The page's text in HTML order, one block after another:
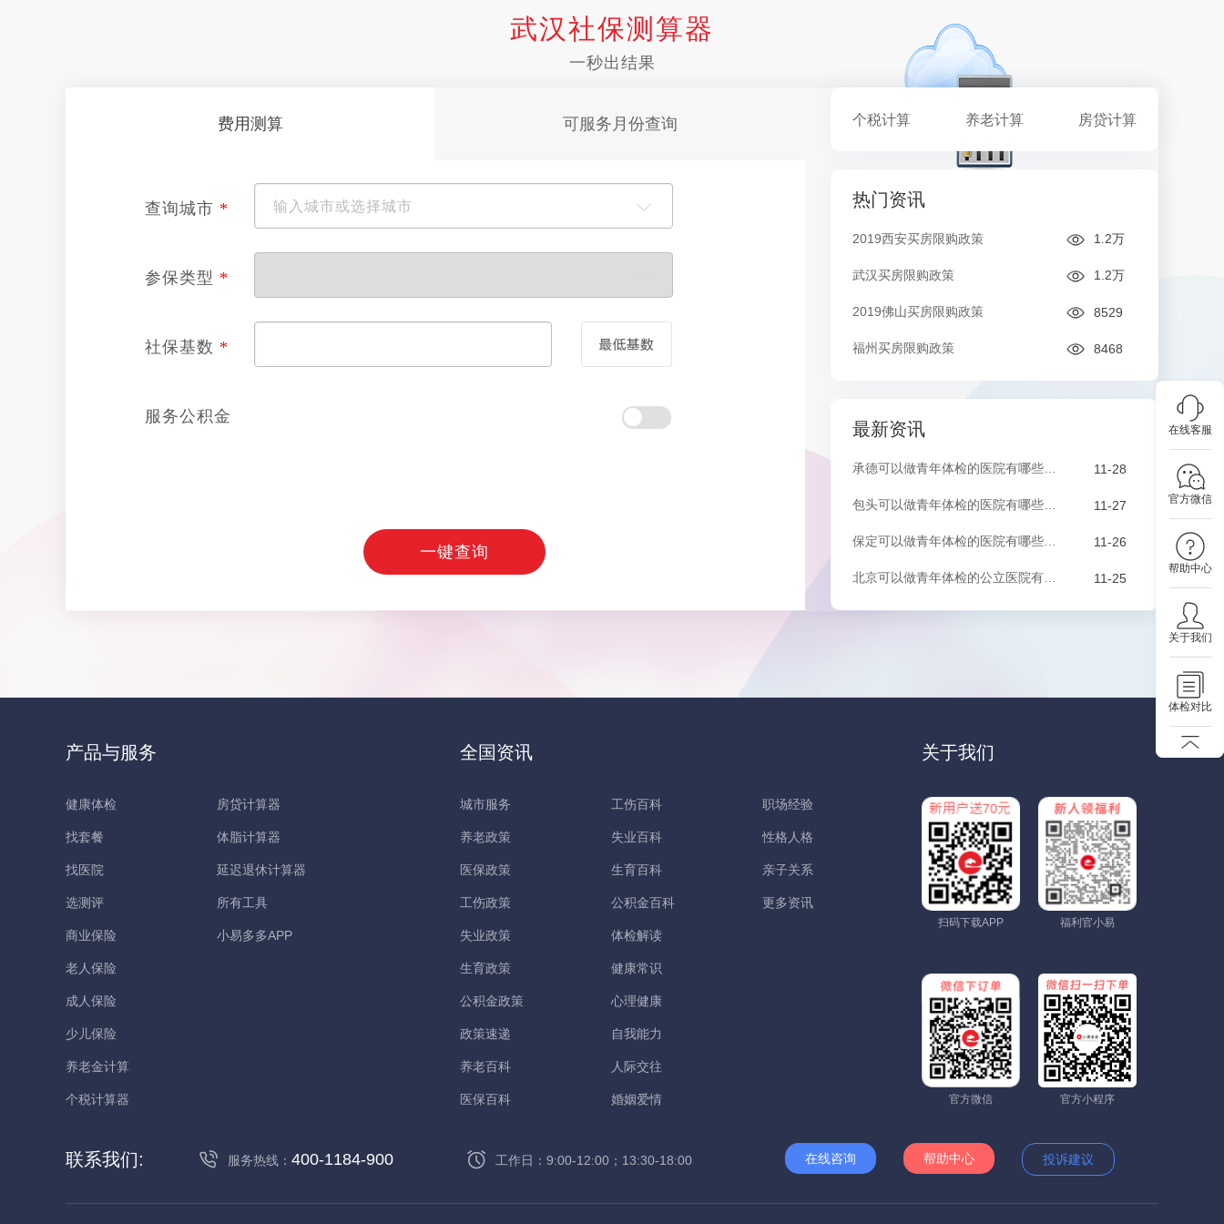
在线客服
官方微信
帮助中心
关于我们
体检对比
武汉社保测算器
一秒出结果
费用测算 可服务月份查询
查询城市 *
参保类型 *
社保基数 *
服务公积金
一键查询
个税计算 养老计算 房贷计算
热门资讯
2019西安买房限购政策 1.2万
武汉买房限购政策 1.2万
2019佛山买房限购政策 8529
福州买房限购政策 8468
最新资讯
11-28
11-27
11-26
11-25
产品与服务
健康体检
找套餐
找医院
选测评
商业保险
老人保险
成人保险
少儿保险
养老金计算
个税计算器
房贷计算器
体脂计算器
延迟退休计算器
所有工具
小易多多APP
全国资讯
城市服务
养老政策
医保政策
工伤政策
失业政策
生育政策
公积金政策
政策速递
养老百科
医保百科
工伤百科
失业百科
生育百科
公积金百科
体检解读
健康常识
心理健康
自我能力
人际交往
婚姻爱情
职场经验
性格人格
亲子关系
更多资讯
关于我们
扫码下载APP 福利官小易
官方微信 官方小程序
联系我们: 服务热线： 400-1184-900 工作日：9:00-12:00；13:30-18:00 在线咨询 帮助中心 投诉建议